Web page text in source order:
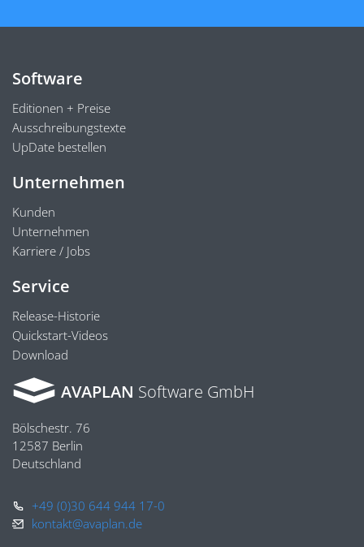
Software
Editionen + Preise
Ausschreibungstexte
UpDate bestellen
Unternehmen
Kunden
Unternehmen
Karriere / Jobs
Service
Release-Historie
Quickstart-Videos
Download
AVAPLAN Software GmbH
Bölschestr. 76
12587 Berlin
Deutschland
+49 (0)30 644 944 17-0
kontakt@avaplan.de